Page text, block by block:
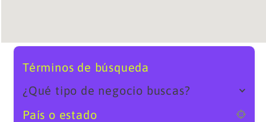
Términos de búsqueda
¿Qué tipo de negocio buscas?
País o estado